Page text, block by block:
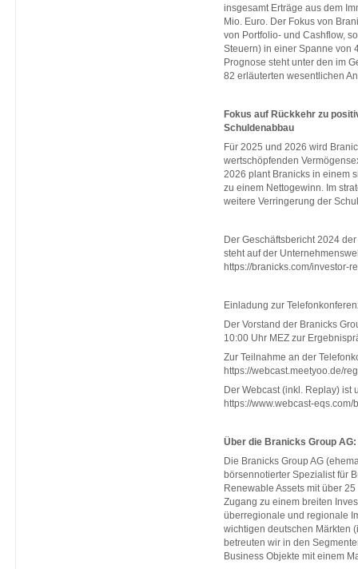
insgesamt Erträge aus dem
Mio. Euro. Der Fokus von
von Portfolio- und Cashflow,
Steuern) in einer Spanne von
Prognose steht unter den im
82 erläuterten wesentlichen
Fokus auf Rückkehr zu
Schuldenabbau
Für 2025 und 2026 wird
wertschöpfenden
2026 plant Branicks in einem
zu einem Nettogewinn. Im
weitere Verringerung der
Der Geschäftsbericht 2024
steht auf der
https://branicks.com/investor-
Einladung zur
Der Vorstand der Branicks
10:00 Uhr MEZ zur
Zur Teilnahme an der
https://webcast.meetyoo.de/
Der Webcast (inkl. Replay) ist
https://www.webcast-eqs.com/
Über die Branicks Group AG:
Die Branicks Group AG
börsennotierter Spezialist für
Renewable Assets mit über
Zugang zu einem breiten
überregionale und regionale
wichtigen deutschen Märkten
betreuten wir in den
Business Objekte mit einem